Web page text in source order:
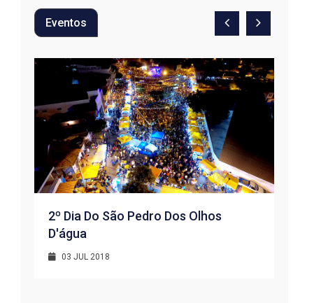
Eventos
2º Dia Do São Pedro Dos Olhos
D'água
03 JUL 2018